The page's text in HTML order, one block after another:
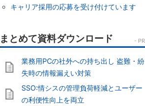
キャリア採用の応募を受け付けています
業務用PCの社外への持ち出し 盗難・紛
失時の情報漏えい対策
SSO:情シスの管理負荷軽減とユーザー
の利便性向上を両立